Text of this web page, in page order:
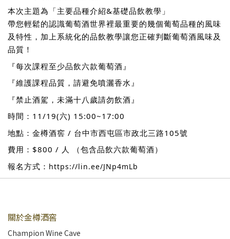
本次主題為「主要品種介紹&基礎品飲教學」
帶您輕鬆的認識葡萄酒世界裡最重要的幾個葡萄品種的風味
及特性，加上系統化的品飲教學讓您正確判斷葡萄酒風味及
品質！
『每次課程至少品飲六款葡萄酒』
『維護課程品質，請避免噴灑香水』
『禁止酒駕，未滿十八歲請勿飲酒』
時間：11/19(六) 15:00~17:00
地點：金樽酒窖 / 台中市西屯區市政北三路105號
費用：$800 / 人 （包含品飲六款葡萄酒）
報名方式： https://lin.ee/JNp4mLb
關於金樽酒窖
Champion Wine Cave